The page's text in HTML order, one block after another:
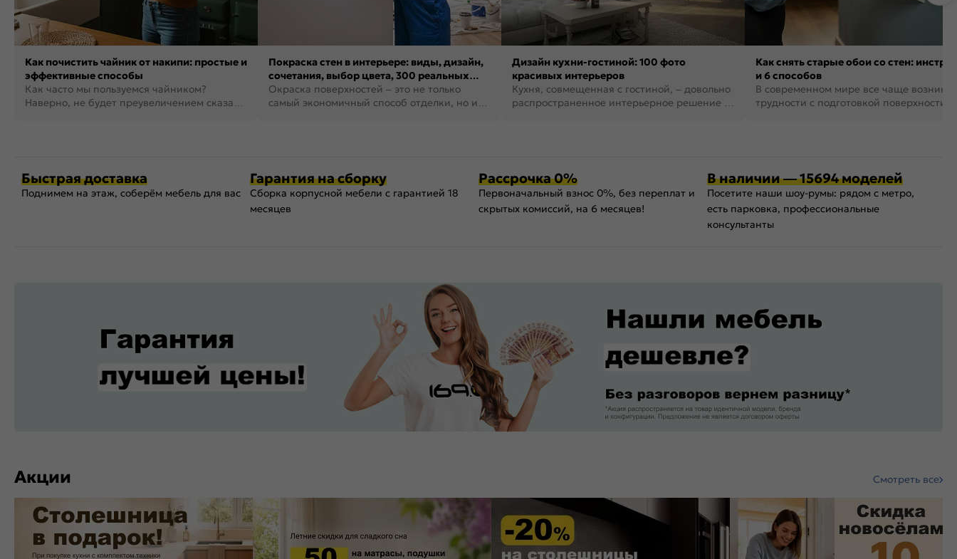
Как почистить чайник от накипи: простые и
эффективные способы
Как часто мы пользуемся чайником?
Наверно, не будет преувеличением сказать,
Покраска стен в интерьере: виды, дизайн,
сочетания, выбор цвета, 300 реальных
фото
Окраска поверхностей – это не только
самый экономичный способ отделки, но и
Дизайн кухни-гостиной: 100 фото
красивых интерьеров
Кухня, совмещенная с гостиной, – довольно
распространенное интерьерное решение в
Как снять старые обои со стен:
и 6 способов
В современном мире все чаще
трудности с подготовкой поверхности
Быстрая доставка
Поднимем на этаж, соберём мебель для вас
Гарантия на сборку
Сборка корпусной мебели с гарантией 18
месяцев
Рассрочка 0%
Первоначальный взнос 0%, без переплат и
скрытых комиссий, на 6 месяцев!
В наличии — 15694 моделей
Посетите наши шоу-румы: рядом с метро,
есть парковка, профессиональные
консультанты
Акции Смотреть все